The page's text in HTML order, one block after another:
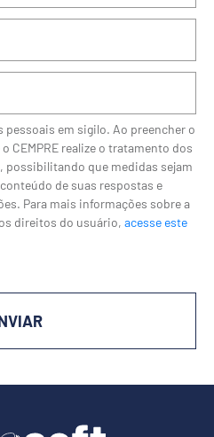
pessoais em sigilo. Ao preencher o
CEMPRE realize o tratamento dos
possibilitando que medidas sejam
de suas respostas e
Para mais informações sobre a
direitos do usuário, acesse este